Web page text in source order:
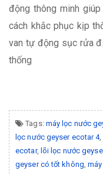
động thông minh
cách khắc phục kịp
van tự động sục rửa
thống
Tags: máy lọc nước
lọc nước geyser ecotar 4,
ecotar, lõi lọc nước
geyser có tốt không ,